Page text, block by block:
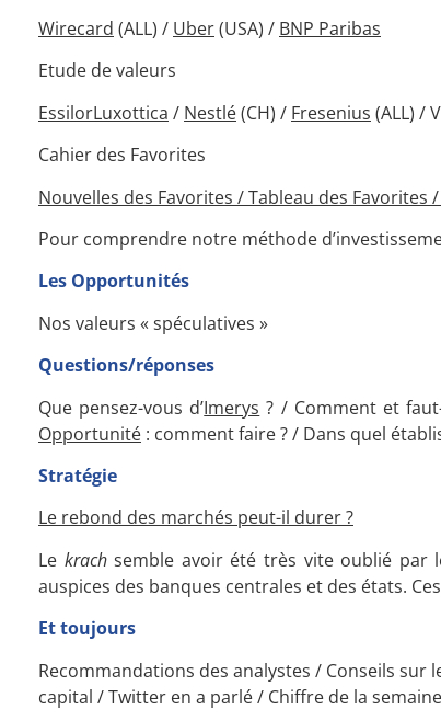
Wirecard (ALL) / Uber(USA) / BNP Paribas
Etude de valeurs
EssilorLuxottica / Nestlé(CH) / Fresenius (ALL) / V
Cahier des Favorites
Nouvelles des Favorites / Tableau des
Pour comprendre notre méthode
Les Opportunités
Nos valeurs « spéculatives »
Questions/réponses
Que pensez-vous d’Imerys ? / Comment et
Opportunité : comment faire ? / Dans quel
Stratégie
Le rebond des marchés peut-il durer ?
Le krachsemble avoir été très vite oublié par
auspices des banques centrales et des états.
Et toujours
Recommandations des analystes / Conseils
capital / Twitter en a parlé / Chiffre de la